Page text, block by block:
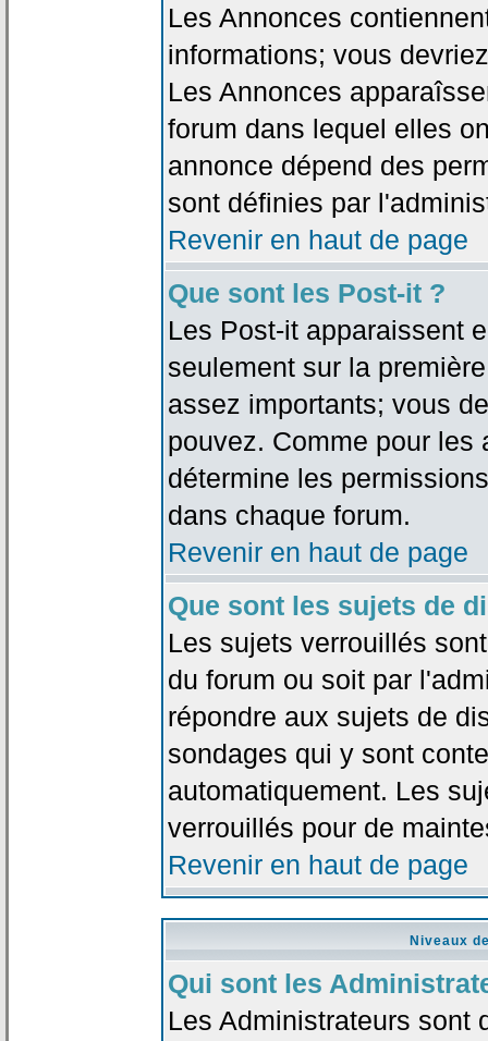
Les Annonces
informations; vous
Les Annonces
forum dans lequel elles
annonce dépend des
sont définies par
Revenir en haut de page
Que sont les Post-it ?
Les Post-it apparaissent
seulement sur la
assez importants; vous
pouvez. Comme pour les
détermine les
dans chaque forum.
Revenir en haut de page
Que sont les sujets de
Les sujets verrouillés
du forum ou soit par
répondre aux sujets de
sondages qui y sont
automatiquement. Les
verrouillés pour de
Revenir en haut de page
Niveaux
Qui sont les
Les Administrateurs sont